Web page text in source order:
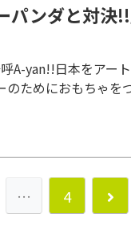
パンダと対決
A-yan!!日本をアー
ためにおもちゃ
… 4